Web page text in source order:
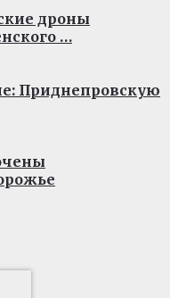
дроны
…
Приднепровскую